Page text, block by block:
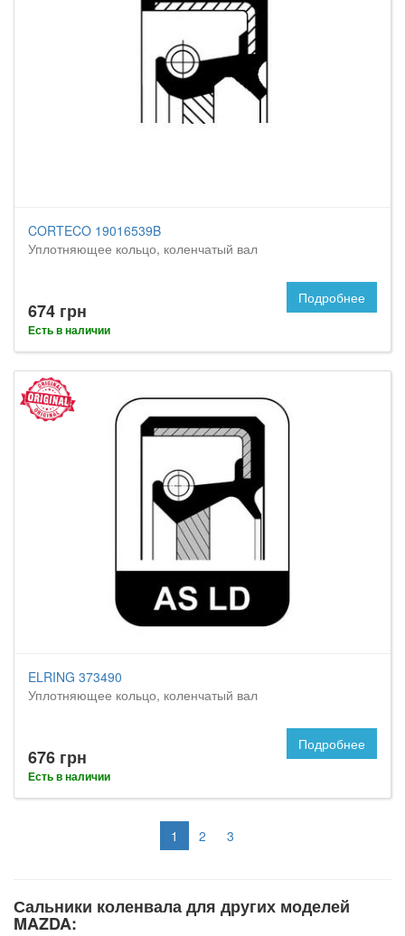
CORTECO 19016539B
Уплотняющее кольцо, коленчатый вал
674 грн
Есть в наличии
Подробнее
ELRING 373490
Уплотняющее кольцо, коленчатый вал
676 грн
Есть в наличии
Подробнее
1 2 3
Сальники коленвала для других моделей
MAZDA: